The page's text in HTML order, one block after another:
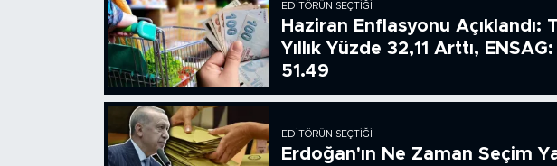
EDITÖRÜN SEÇTIĞI
Haziran Enflasyonu Açıklandı:
Yıllık Yüzde 32,11 Arttı,
51.49
EDITÖRÜN SEÇTIĞI
Erdoğan'ın Ne Zaman Seçim